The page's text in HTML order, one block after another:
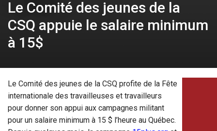
Le Comité des jeunes de la
CSQ appuie le salaire minimum
à 15$
Le Comité des jeunes de la CSQ profite de la Fête
internationale des travailleuses et travailleurs
pour donner son appui aux campagnes militant
pour un salaire minimum à 15 $ l’heure au Québec.